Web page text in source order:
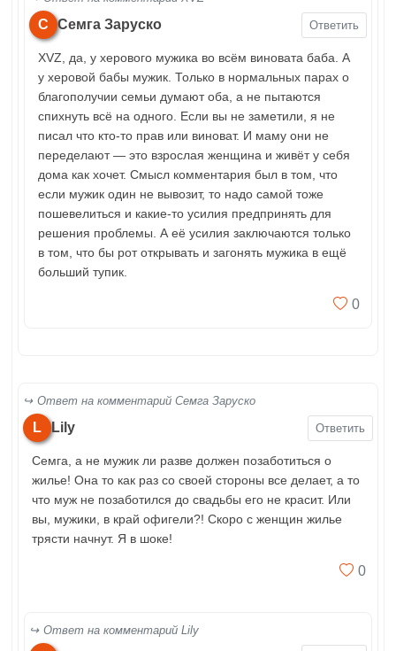
С Семга Заруско Ответить
XVZ, да, у херового мужика во всём виновата баба. А
у херовой бабы мужик. Только в нормальных парах о
благополучии семьи думают оба, а не пытаются
спихнуть всё на одного. Если вы не заметили, я не
писал что кто-то прав или виноват. И маму они не
переделают — это взрослая женщина и живёт у себя
дома как хочет. Смысл комментария был в том, что
если мужик один не вывозит, то надо самой тоже
пошевелиться и какие-то усилия предпринять для
решения проблемы. А её усилия заключаются только
в том, что бы рот открывать и загонять мужика в ещё
больший тупик.
0
Ответ на комментарий Семга Заруско
L Lily Ответить
Семга, а не мужик ли разве должен позаботиться о
жилье! Она то как раз со своей стороны все делает, а то
что муж не позаботился до свадьбы его не красит. Или
вы, мужики, в край офигели?! Скоро с женщин жилье
трясти начнут. Я в шоке!
0
Ответ на комментарий Lily